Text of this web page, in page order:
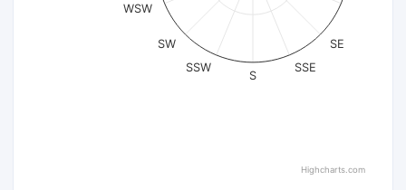
SE
SSE
S
SSW
SW
WSW
Highcharts.com